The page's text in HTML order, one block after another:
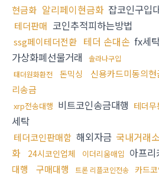
현금화 알리페이현금화 잡코인구입
테더판매 코인추적피하는방법
ssg페이테더전환 테더 손대손 fx세
가상화폐선물거래
솔라나구입
태더원화환전
돈믹싱 신용카드미동의
리송금
xrp전송대행 비트코인송금대행 테더무
세탁
테더코인판매함 해외자금 국내거래
화
24시코인업체 이더리움매입 아프
대행
구매대행 트론 리플코인전송 카드